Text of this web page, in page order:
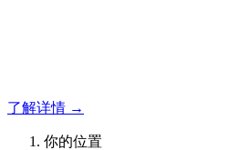
了解详情 →
你的位置